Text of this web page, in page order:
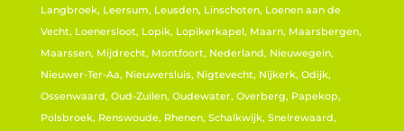
Langbroek, Leersum, Leusden, Linschoten, Loenen aan de
Vecht, Loenersloot, Lopik, Lopikerkapel, Maarn, Maarsbergen,
Maarssen, Mijdrecht, Montfoort, Nederland, Nieuwegein,
Nieuwer-Ter-Aa, Nieuwersluis, Nigtevecht, Nijkerk, Odijk,
Ossenwaard, Oud-Zuilen, Oudewater, Overberg, Papekop,
Polsbroek, Renswoude, Rhenen, Schalkwijk, Snelrewaard,